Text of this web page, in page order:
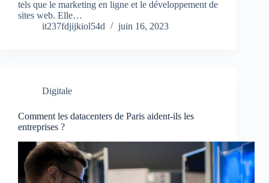
tels que le marketing en ligne et le développement de
sites web. Elle…
it237fdjijkiol54d
juin 16, 2023
Digitale
Comment les datacenters de Paris aident-ils les
entreprises ?